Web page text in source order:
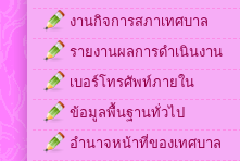
งานกิจการสภาเทศบาล
รายงานผลการดำเนินงาน
เบอร์โทรศัพท์ภายใน
ข้อมูลพื้นฐานทั่วไป
อำนาจหน้าที่ของเทศบาล